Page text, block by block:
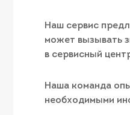
Наш сервис
может вызывать
в сервисный
Наша команда
необходимыми